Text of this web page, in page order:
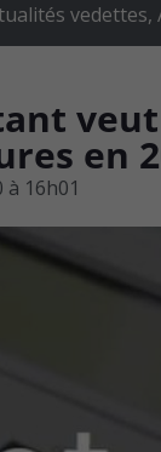
vedettes,
en
à 16h01